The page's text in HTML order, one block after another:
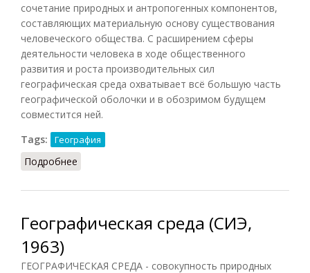
сочетание природных и антропогенных компонентов,
составляющих материальную основу существования
человеческого общества. С расширением сферы
деятельности человека в ходе общественного
развития и роста производительных сил
географическая среда охватывает всё большую часть
географической оболочки и в обозримом будущем
совместится ней.
Tags:
География
Подробнее
Географическая среда (СИЭ,
1963)
ГЕОГРАФИЧЕСКАЯ СРЕДА - совокупность природных